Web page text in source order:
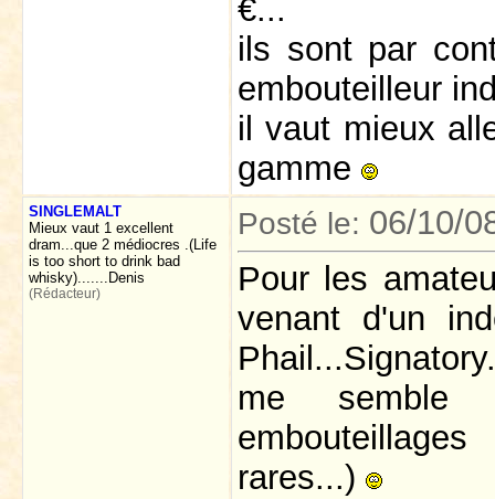
€...
ils sont par
embouteilleur
il vaut mieux
gamme
SINGLEMALT
Mieux vaut 1 excellent
dram...que 2 médiocres .(Life
is too short to drink bad
whisky).......Denis
(Rédacteur)
Posté le: 06/10/
Pour les
venant d'un
me semble
rares...)